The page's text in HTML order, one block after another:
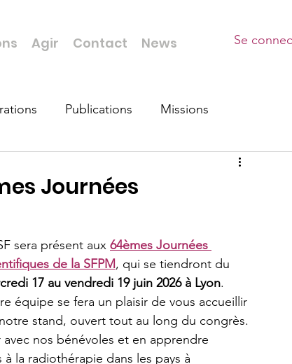
Agir Contact News Se
Publications Missions
Journées
sera présent aux 64èmes Journées
de la SFPM, qui se tiendront du
17 au vendredi 19 juin 2026 à Lyon.
équipe se fera un plaisir de vous accueillir
stand, ouvert tout au long du congrès.
nos bénévoles et en apprendre
la radiothérapie dans les pays à